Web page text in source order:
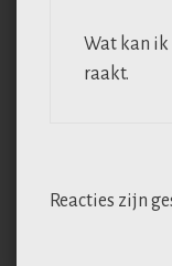
Wat kan ik
raakt.
Reacties zijn